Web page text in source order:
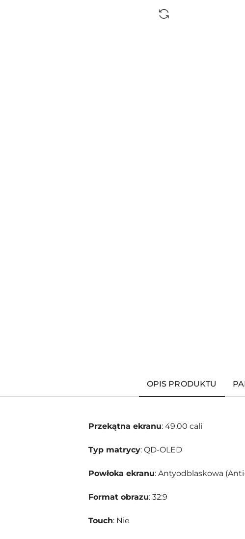
OPIS PRODUKTU
Przekątna ekranu: 49.00 cali
Typ matrycy: QD-OLED
Powłoka ekranu: Antyodblaskowa
Format obrazu: 32:9
Touch: Nie